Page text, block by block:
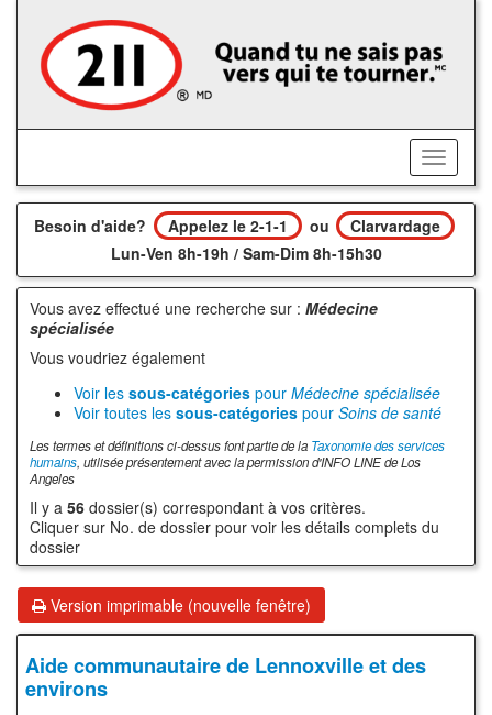
contenu
principal
Activer/
le
menu
Besoin d'aide? Appelez le 2-1-1 ou
Clarvardage
Lun-Ven 8h-19h / Sam-Dim 8h-15h30
Vous avez effectué une recherche sur :Médecine
spécialisée
Vous voudriez également
Voir lessous-catégories pourMédecine spécialisée
Voir toutes lessous-catégories pourSoins de santé
Les termes et définitions ci-dessus font partie de la Taxonomie des services
humains, utilisée présentement avec la permission d'INFO LINE de Los
Angeles
Il y a56 dossier(s) correspondant à vos critères.
Cliquer sur No. de dossier pour voir les détails complets du
dossier
Version imprimable (nouvelle fenêtre)
Aide communautaire de Lennoxville et des
environs